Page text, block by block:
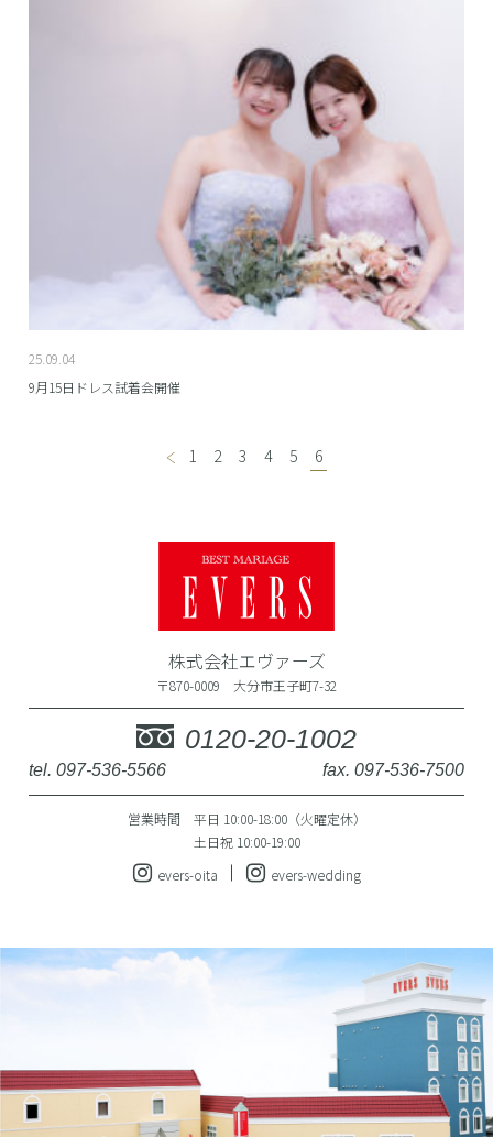
25.09.04
9月15日ドレス試着会開催
1 2 3 4 5 6
株式会社エヴァーズ
〒870-0009 大分市王子町7-32
0120-20-1002
tel. 097-536-5566 fax. 097-536-7500
営業時間 平日 10:00-18:00（火曜定休）
土日祝 10:00-19:00
evers-oita
evers-wedding